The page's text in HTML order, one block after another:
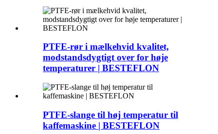
PTFE-rør i mælkehvid kvalitet,
modstandsdygtigt over for høje
temperaturer | BESTEFLON
PTFE-slange til høj temperatur til
kaffemaskine | BESTEFLON